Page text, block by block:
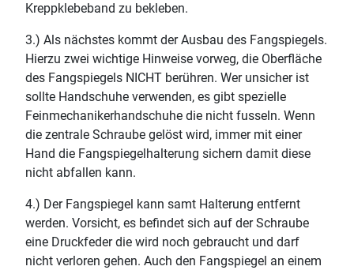
Kreppklebeband zu bekleben.
3.) Als nächstes kommt der Ausbau des Fangspiegels.
Hierzu zwei wichtige Hinweise vorweg, die Oberfläche
des Fangspiegels NICHT berühren. Wer unsicher ist
sollte Handschuhe verwenden, es gibt spezielle
Feinmechanikerhandschuhe die nicht fusseln. Wenn
die zentrale Schraube gelöst wird, immer mit einer
Hand die Fangspiegelhalterung sichern damit diese
nicht abfallen kann.
4.) Der Fangspiegel kann samt Halterung entfernt
werden. Vorsicht, es befindet sich auf der Schraube
eine Druckfeder die wird noch gebraucht und darf
nicht verloren gehen. Auch den Fangspiegel an einem